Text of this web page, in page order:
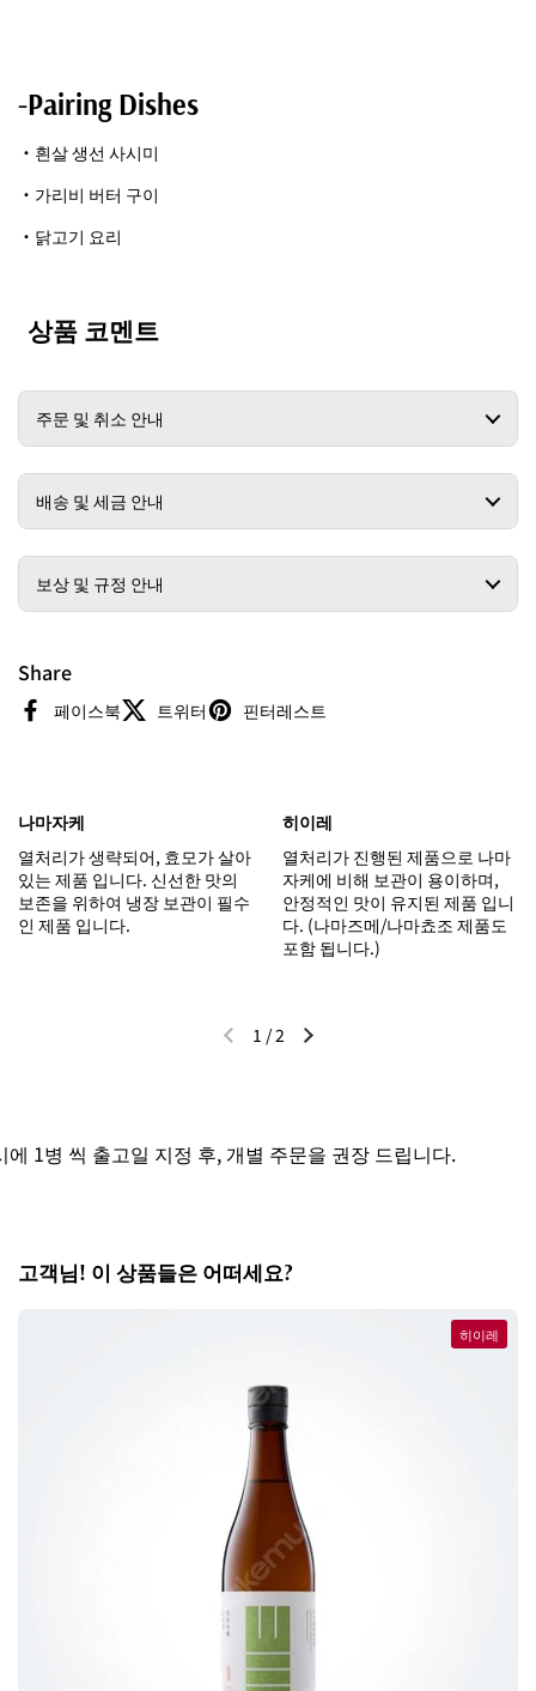
-Pairing Dishes
・흰살 생선 사시미
・가리비 버터 구이
・닭고기 요리
상품 코멘트
주문 및 취소 안내
배송 및 세금 안내
보상 및 규정 안내
Share
페이스북 트위터 핀터레스트
나마자케
열처리가 생략되어, 효모가 살아
있는 제품 입니다. 신선한 맛의
보존을 위하여 냉장 보관이 필수
인 제품 입니다.
히이레
열처리가 진행된 제품으로 나마
자케에 비해 보관이 용이하며,
안정적인 맛이 유지된 제품 입니
다. (나마즈메/나마쵸조 제품도
포함 됩니다.)
이전 슬라이드다음 슬라이드
1 /2
병 씩 출고일 지정 후, 개별 주문을 권장 드립니다.
고객님! 이 상품들은 어떠세요?
히이레